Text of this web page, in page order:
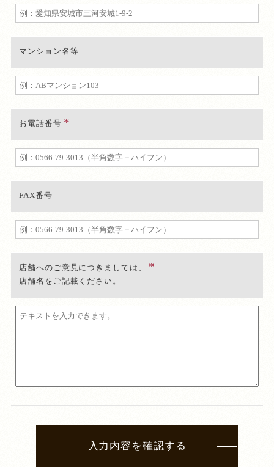
マンション名等
お電話番号
FAX番号
店舗へのご意見につきましては、
店舗名をご記載ください。
入力内容を確認する